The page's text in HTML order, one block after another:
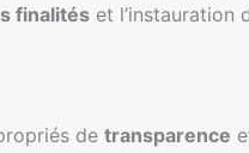
finalités et l’instauration
de transparence